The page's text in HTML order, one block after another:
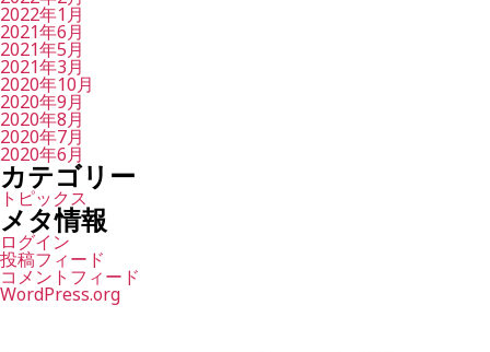
2022年1月
2021年6月
2021年5月
2021年3月
2020年10月
2020年9月
2020年8月
2020年7月
2020年6月
カテゴリー
トピックス
メタ情報
ログイン
投稿フィード
コメントフィード
WordPress.org